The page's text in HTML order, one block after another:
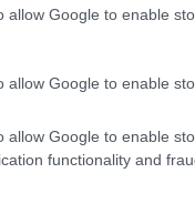
allow Google to enable
allow Google to enable
allow Google to enable
functionality and
non cerca solo
con un passato
come il